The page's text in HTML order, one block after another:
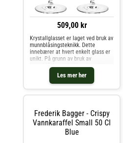
509,00 kr
Les mer her
Krystallglasset er laget ved bruk av
munnblåsingsteknikk. Dette
innebærer at hvert enkelt glass er
unikt. På grunn av bruk av
munnblåsingsteknikken kan det
oppstå små luftbobler, men de er
bare en del av sjarmen. Hvis du
allerede har dekket bordet me
Frederik Bagger - Crispy
Vannkaraffel Small 50 Cl
Blue